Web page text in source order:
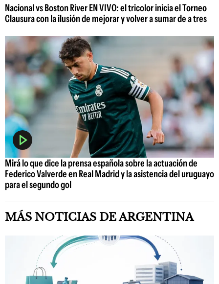
Nacional vs Boston River EN VIVO: el tricolor inicia el Torneo
Clausura con la ilusión de mejorar y volver a sumar de a tres
Mirá lo que dice la prensa española sobre la actuación de
Federico Valverde en Real Madrid y la asistencia del uruguayo
para el segundo gol
MÁS NOTICIAS DE ARGENTINA